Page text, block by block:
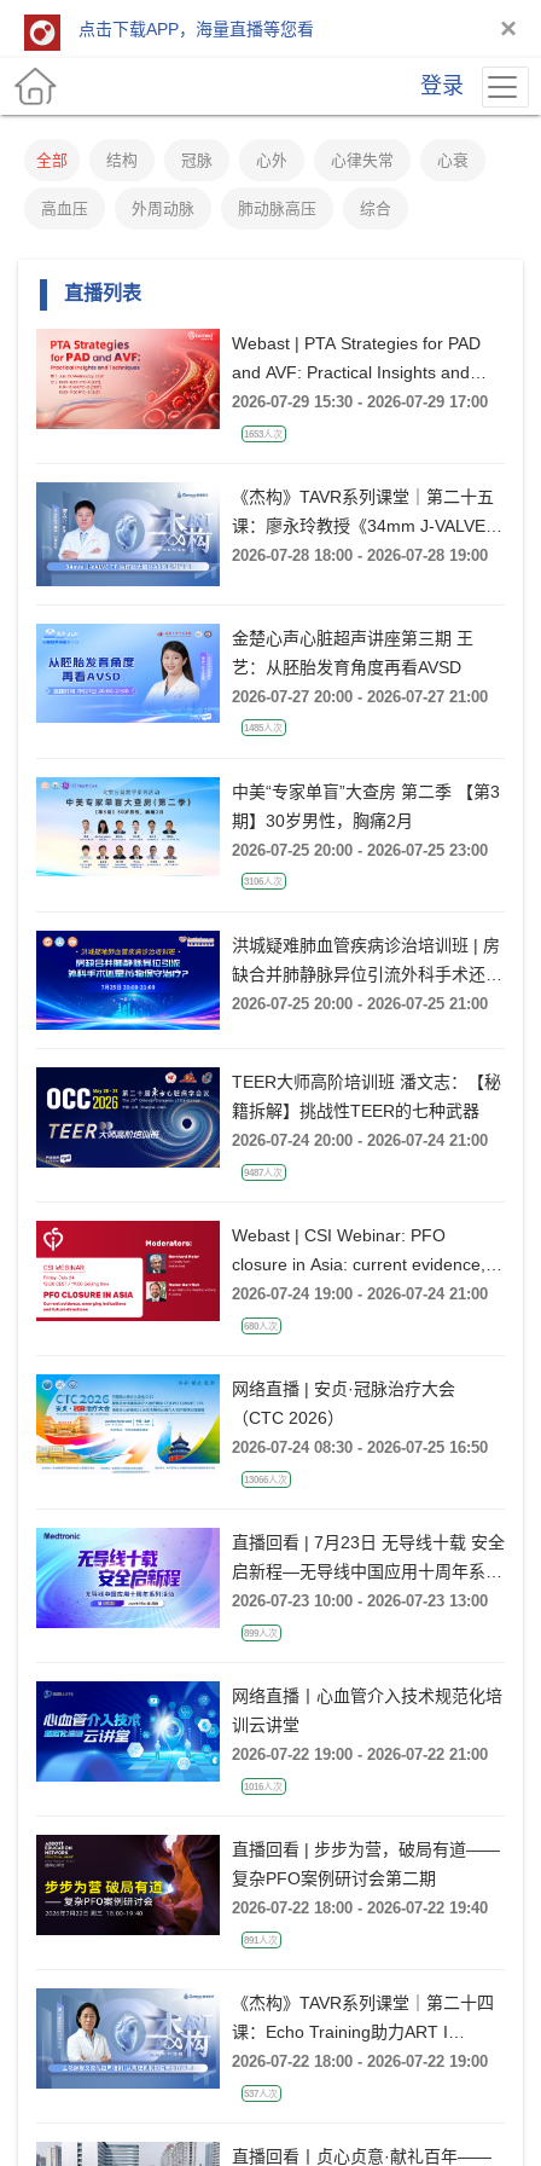
点击下载APP，海量直播等您看 ×
登录
全部 结构 冠脉 心外 心律失常 心衰
高血压 外周动脉 肺动脉高压 综合
直播列表
Webast | PTA Strategies for PAD
and AVF: Practical Insights and
Techniques
2026-07-29 15:30 - 2026-07-29 17:00
1653人次
《杰构》TAVR系列课堂｜第二十五
课：廖永玲教授《34mm J-VALVE
TF 治疗超大瓣环AR的实战经验》
2026-07-28 18:00 - 2026-07-28 19:00
金楚心声心脏超声讲座第三期 王
艺：从胚胎发育角度再看AVSD
2026-07-27 20:00 - 2026-07-27 21:00
1485人次
中美“专家单盲”大查房 第二季 【第3
期】30岁男性，胸痛2月
2026-07-25 20:00 - 2026-07-25 23:00
3106人次
洪城疑难肺血管疾病诊治培训班 | 房
缺合并肺静脉异位引流外科手术还是
药物保守治疗?
2026-07-25 20:00 - 2026-07-25 21:00
TEER大师高阶培训班 潘文志：【秘
籍拆解】挑战性TEER的七种武器
2026-07-24 20:00 - 2026-07-24 21:00
9487人次
Webast | CSI Webinar: PFO
closure in Asia: current evidence,
emerging indications and future
directions
2026-07-24 19:00 - 2026-07-24 21:00
680人次
网络直播 | 安贞·冠脉治疗大会
（CTC 2026）
2026-07-24 08:30 - 2026-07-25 16:50
13066人次
直播回看 | 7月23日 无导线十载 安全
启新程—无导线中国应用十周年系列
活动
2026-07-23 10:00 - 2026-07-23 13:00
899人次
网络直播丨心血管介入技术规范化培
训云讲堂
2026-07-22 19:00 - 2026-07-22 21:00
1016人次
直播回看 | 步步为营，破局有道——
复杂PFO案例研讨会第二期
2026-07-22 18:00 - 2026-07-22 19:40
891人次
《杰构》TAVR系列课堂｜第二十四
课：Echo Training助力ART I
Rebecca T. Hahn教授《主动脉瓣反
流的超声培训：从病理机制到临床诊
2026-07-22 18:00 - 2026-07-22 19:00
537人次
直播回看丨贞心贞意·献礼百年——